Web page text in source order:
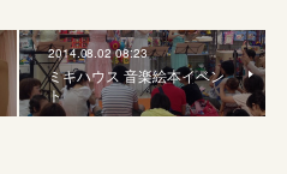
2014.08.02 08:23
ミキハウス 音楽絵本イベン
ト